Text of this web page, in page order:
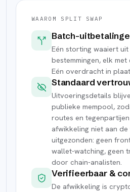
WAAROM SPLIT SWAP
Batch-
Eén storting waaiert
bestemmingen, elk
Eén overdracht in
Standaard
Uitvoeringsdetails
publieke mempool,
routes en
afwikkeling niet aan
uitgezonden: geen
wallet-watching, geen
door chain-analisten.
Verifieerbaar &
De afwikkeling is